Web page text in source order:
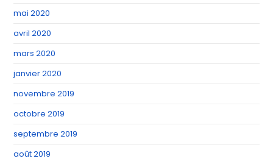
mai 2020
avril 2020
mars 2020
janvier 2020
novembre 2019
octobre 2019
septembre 2019
août 2019